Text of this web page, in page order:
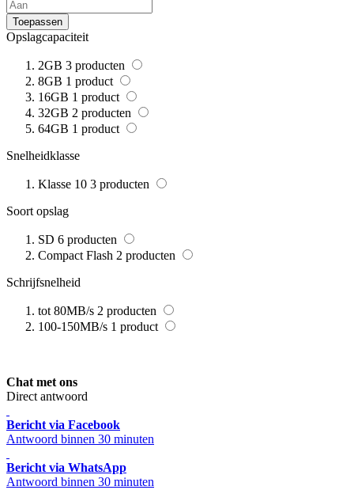
Toepassen
Opslagcapaciteit
2GB 3 producten
8GB 1 product
16GB 1 product
32GB 2 producten
64GB 1 product
Snelheidklasse
Klasse 10 3 producten
Soort opslag
SD 6 producten
Compact Flash 2 producten
Schrijfsnelheid
tot 80MB/s 2 producten
100-150MB/s 1 product
Chat met ons
Direct antwoord
Bericht via Facebook
Antwoord binnen 30 minuten
Bericht via WhatsApp
Antwoord binnen 30 minuten